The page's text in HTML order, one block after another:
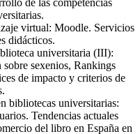
de las competencias
virtual: Moodle. Servicios
didácticos.
universitaria (III):
sexenios, Rankings
de impacto y criterios de
bibliotecas universitarias:
Tendencias actuales
del libro en España en